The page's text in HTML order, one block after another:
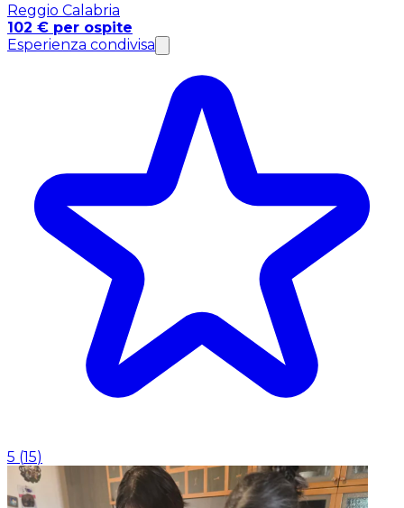
Reggio Calabria
102 € per ospite
Esperienza condivisa
5 (15)